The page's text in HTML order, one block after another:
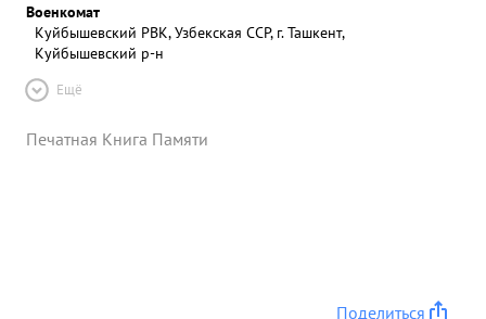
Военкомат
Куйбышевский РВК, Узбекская ССР, г. Ташкент,
Куйбышевский р-н
Ещё
Печатная Книга Памяти
Поделиться